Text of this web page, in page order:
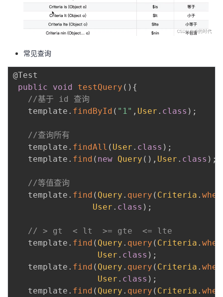
常见查询
@Test
public
void testQuery ( ) {
//基于 id 查询
   template
. findById ( "1" , User . class ) ;
//查询所有
   template
. findAll ( User . class ) ;
   template
. find ( new Query ( ) , User . class ) ;
//等值查询
   template
. find ( Query . query ( Criteria .
User . class ) ;
// > gt  < lt  >= gte  <= lte
   template
. find ( Query . query ( Criteria .
User . class ) ;
   template
. find ( Query . query ( Criteria .
User . class ) ;
   template
. find ( Query . query ( Criteria .